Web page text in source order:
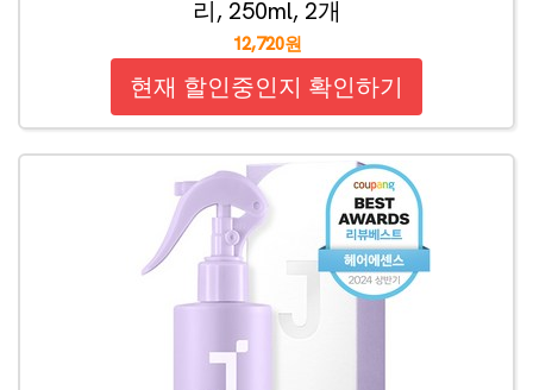
리, 250ml, 2개
12,720원
현재 할인중인지 확인하기